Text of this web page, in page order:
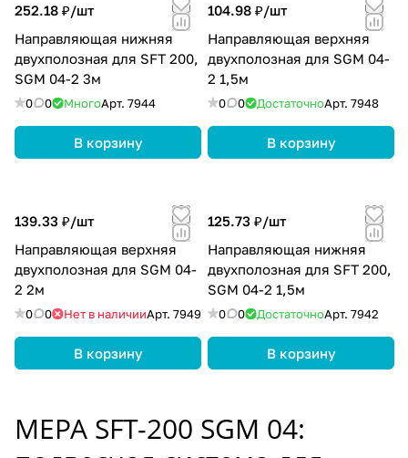
252.18 ₽/шт
Направляющая нижняя
двухполозная для SFT 200,
SGM 04-2 3м
0 0 МногоАрт. 7944
В корзину
104.98 ₽/шт
Направляющая верхняя
двухполозная для SGM 04-
2 1,5м
0 0 ДостаточноАрт. 7948
В корзину
139.33 ₽/шт
Направляющая верхняя
двухполозная для SGM 04-
2 2м
0 0 Нет в наличииАрт. 7949
В корзину
125.73 ₽/шт
Направляющая нижняя
двухполозная для SFT 200,
SGM 04-2 1,5м
0 0 ДостаточноАрт. 7942
В корзину
MEPA SFT-200 SGM 04: